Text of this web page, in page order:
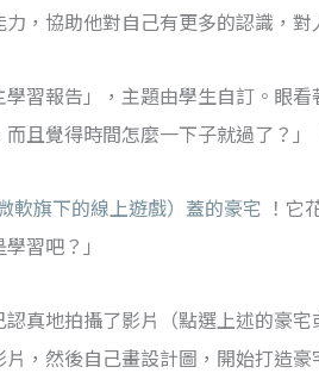
，協助他對自己有更多的認識，
習報告」，主題由學生自訂。眼
且覺得時間怎麼一下子就過了？
軟旗下的線上遊戲）蓋的豪宅 ！它
習吧？」
真地拍攝了影片（點選上述的豪宅
，然後自己畫設計圖，開始打造